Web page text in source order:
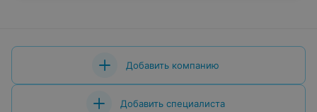
Добавить компанию
Добавить специалиста